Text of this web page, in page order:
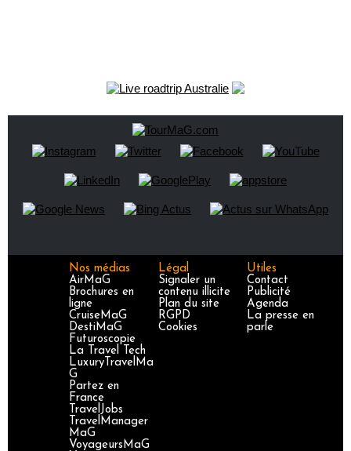
Nos médias
AirMaG
Brochures en
ligne
CruiseMaG
DestiMaG
Futuroscopie
La Travel Tech
LuxuryTravelMa
G
Partez en
France
TravelJobs
TravelManager
MaG
VoyageursMaG
Légal
Signaler un
contenu illicite
Plan du site
RGPD
Cookies
Utiles
Contact
Publicité
Agenda
La presse en
parle